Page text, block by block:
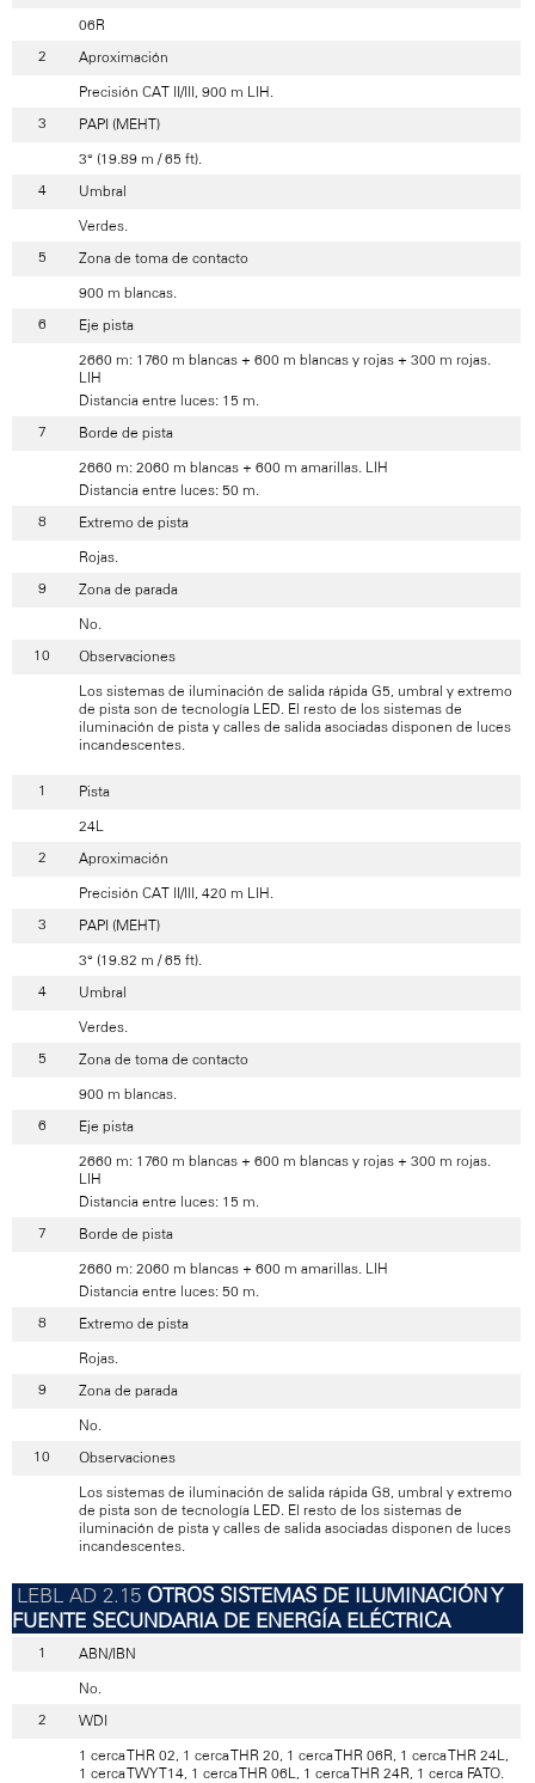
06R
Aproximación
Precisión CAT II/III, 900 m LIH.
PAPI (MEHT)
3° (19.89 m / 65 ft).
Umbral
Verdes.
Zona de toma de contacto
900 m blancas.
Eje pista
2660 m: 1760 m blancas + 600 m blancas y rojas + 300 m rojas.
LIH
Distancia entre luces: 15 m.
Borde de pista
2660 m: 2060 m blancas + 600 m amarillas. LIH
Distancia entre luces: 50 m.
Extremo de pista
Rojas.
Zona de parada
No.
Observaciones
Los sistemas de iluminación de salida rápida G5, umbral y extremo
de pista son de tecnología LED. El resto de los sistemas de
iluminación de pista y calles de salida asociadas disponen de luces
incandescentes.
Pista
24L
Aproximación
Precisión CAT II/III, 420 m LIH.
PAPI (MEHT)
3° (19.82 m / 65 ft).
Umbral
Verdes.
Zona de toma de contacto
900 m blancas.
Eje pista
2660 m: 1760 m blancas + 600 m blancas y rojas + 300 m rojas.
LIH
Distancia entre luces: 15 m.
Borde de pista
2660 m: 2060 m blancas + 600 m amarillas. LIH
Distancia entre luces: 50 m.
Extremo de pista
Rojas.
Zona de parada
No.
Observaciones
Los sistemas de iluminación de salida rápida G8, umbral y extremo
de pista son de tecnología LED. El resto de los sistemas de
iluminación de pista y calles de salida asociadas disponen de luces
incandescentes.
OTROS SISTEMAS DE ILUMINACIÓN Y
FUENTE SECUNDARIA DE ENERGÍA ELÉCTRICA
ABN/IBN
No.
WDI
1 cerca THR 02, 1 cerca THR 20, 1 cerca THR 06R, 1 cerca THR 24L,
1 cerca TWY T14, 1 cerca THR 06L, 1 cerca THR 24R, 1 cerca FATO.